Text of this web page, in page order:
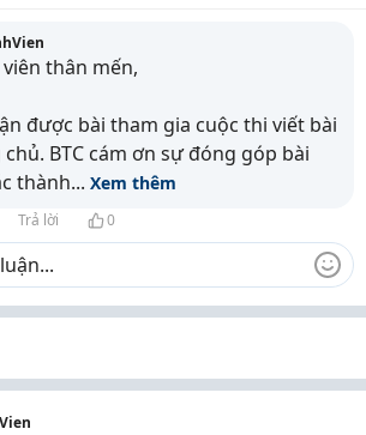
thân mến,
được bài tham gia cuộc thi viết bài
BTC cám ơn sự đóng góp bài
thành... Xem thêm
Trả lời 0